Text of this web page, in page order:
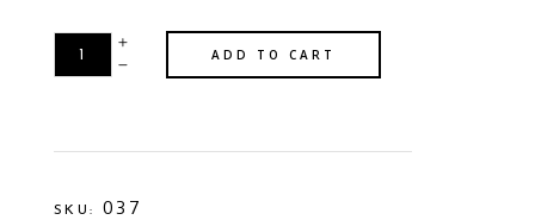
ADD TO CART
SKU: 037